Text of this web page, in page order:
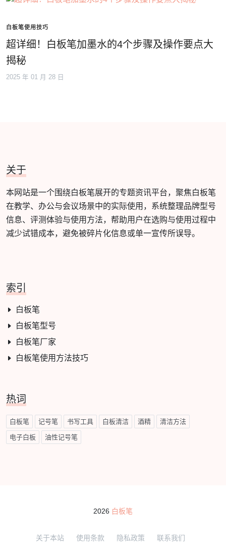
白板笔使用技巧
超详细！白板笔加墨水的4个步骤及操作要点大
揭秘
2025 年 01 月 28 日
关于
本网站是一个围绕白板笔展开的专题资讯平台，聚焦白板笔
在教学、办公与会议场景中的实际使用，系统整理品牌型号
信息、评测体验与使用方法，帮助用户在选购与使用过程中
减少试错成本，避免被碎片化信息或单一宣传所误导。
索引
白板笔
白板笔型号
白板笔厂家
白板笔使用方法技巧
热词
白板笔 记号笔 书写工具 白板清洁 酒精 清洁方法
电子白板 油性记号笔
2026 白板笔
关于本站 使用条款 隐私政策 联系我们